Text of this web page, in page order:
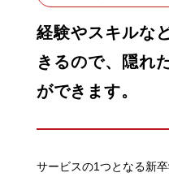
経験やスキルな
きるので、隠れ
ができます。
サービスの1つとなる新